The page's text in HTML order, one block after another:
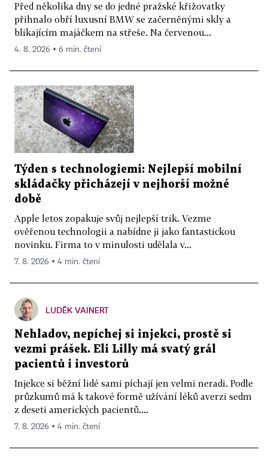
Před několika dny se do jedné pražské křižovatky
přihnalo obří luxusní BMW se začerněnými skly a
blikajícím majáčkem na střeše. Na červenou...
4. 8. 2026 ▪ 6 min. čtení
Týden s technologiemi: Nejlepší mobilní
skládačky přicházejí v nejhorší možné
době
Apple letos zopakuje svůj nejlepší trik. Vezme
ověřenou technologii a nabídne ji jako fantastickou
novinku. Firma to v minulosti udělala v...
7. 8. 2026 ▪ 4 min. čtení
LUDĚK VAINERT
Nehladov, nepíchej si injekci, prostě si
vezmi prášek. Eli Lilly má svatý grál
pacientů i investorů
Injekce si běžní lidé sami píchají jen velmi neradi. Podle
průzkumů má k takové formě užívání léků averzi sedm
z deseti amerických pacientů....
7. 8. 2026 ▪ 4 min. čtení